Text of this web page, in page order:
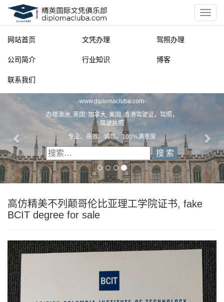
网站首页 文凭办理 驾照办理
公司简介 行业知识 博客
联系我们
-www.diplomacluba.com-
办理澳洲, 英国, 加拿大, 美国, 香港驾驶证，驾照，
驾驶执照
专业、高效、诚信、100%满意度
高仿精美不列颠哥伦比亚理工学院证书, fake
BCIT degree for sale